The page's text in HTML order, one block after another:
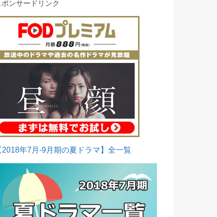
ポンサードリンク
2018年7月-9月期の夏ドラマ】全一覧